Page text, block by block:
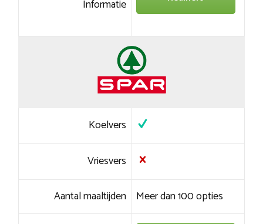
Informatie
Koelvers
Vriesvers
Aantal maaltijden Meer dan 100 opties